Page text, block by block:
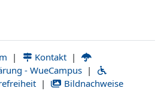
| Kontakt |
- WueCampus |
| Bildnachweise